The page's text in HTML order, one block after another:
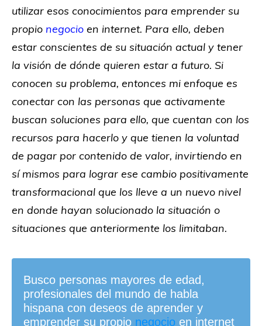
utilizar esos conocimientos para emprender su
propio negocio en internet. Para ello, deben
estar conscientes de su situación actual y tener
la visión de dónde quieren estar a futuro. Si
conocen su problema, entonces mi enfoque es
conectar con las personas que activamente
buscan soluciones para ello, que cuentan con los
recursos para hacerlo y que tienen la voluntad
de pagar por contenido de valor, invirtiendo en
sí mismos para lograr ese cambio positivamente
transformacional que los lleve a un nuevo nivel
en donde hayan solucionado la situación o
situaciones que anteriormente los limitaban.
Busco personas mayores de edad,
profesionales del mundo de habla
hispana con deseos de aprender y
emprender su propio negocio en internet